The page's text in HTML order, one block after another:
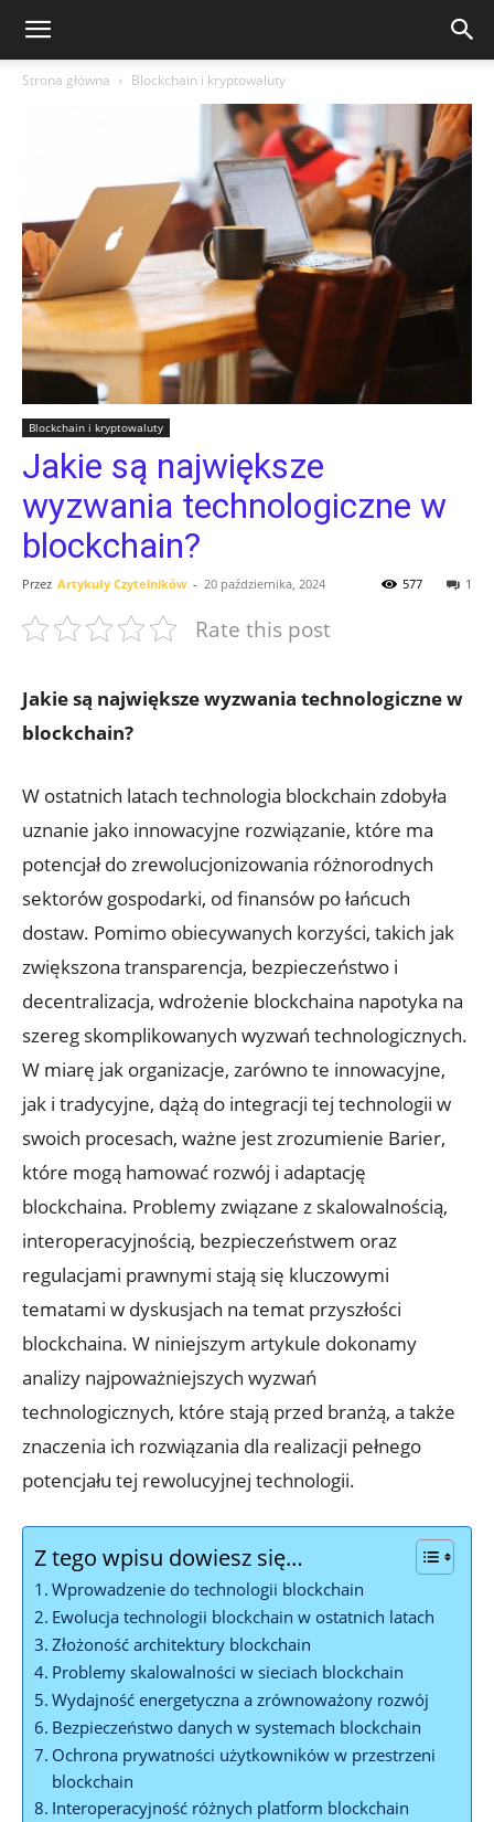
Strona główna Blockchain i kryptowaluty
Blockchain i kryptowaluty
Jakie są największe
wyzwania technologiczne w
blockchain?
Przez Artykuły Czytelników - 20 października, 2024 1
577
Rate this post
Jakie są największe wyzwania technologiczne w
blockchain?
W ostatnich latach technologia blockchain zdobyła
uznanie jako innowacyjne rozwiązanie, które ma
potencjał do zrewolucjonizowania ⁢różnorodnych
sektorów gospodarki,​ od finansów po łańcuch
dostaw. ⁤Pomimo obiecywanych korzyści, takich jak
zwiększona transparencja, bezpieczeństwo i
decentralizacja, wdrożenie blockchaina napotyka na
szereg skomplikowanych wyzwań technologicznych.
W⁤ miarę jak organizacje, zarówno te innowacyjne,
jak i tradycyjne,‍ dążą do integracji tej technologii ⁣w
swoich⁣ procesach, ważne jest zrozumienie ⁣Barier,
które mogą hamować ‌rozwój i adaptację
blockchaina. Problemy związane z skalowalnością,
interoperacyjnością, bezpieczeństwem oraz
regulacjami prawnymi ⁣stają się kluczowymi
tematami w⁢ dyskusjach na temat przyszłości‍
blockchaina. W niniejszym artykule dokonamy⁢
analizy najpoważniejszych wyzwań
technologicznych, które‌ stają przed branżą, a także
znaczenia ich⁣ rozwiązania ‍dla realizacji pełnego
potencjału tej rewolucyjnej technologii.
Z tego wpisu dowiesz się…
Wprowadzenie do technologii blockchain
Ewolucja technologii blockchain w ostatnich latach
Złożoność architektury blockchain
Problemy ​skalowalności​ w⁣ sieciach blockchain
Wydajność energetyczna a zrównoważony rozwój
Bezpieczeństwo danych w systemach blockchain
Ochrona prywatności użytkowników w przestrzeni
blockchain
Interoperacyjność różnych platform blockchain